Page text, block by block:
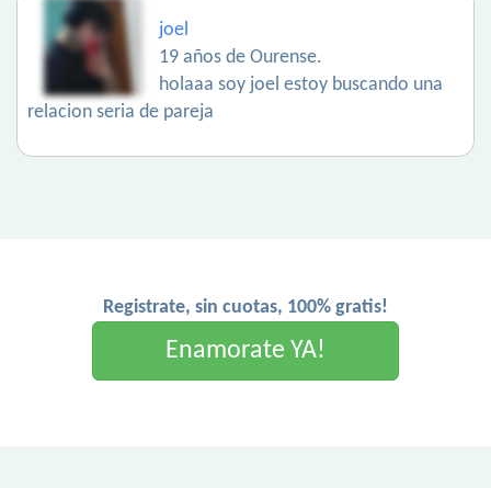
joel
19 años de Ourense.
holaaa soy joel estoy buscando una
relacion seria de pareja
Registrate, sin cuotas, 100% gratis!
Enamorate YA!